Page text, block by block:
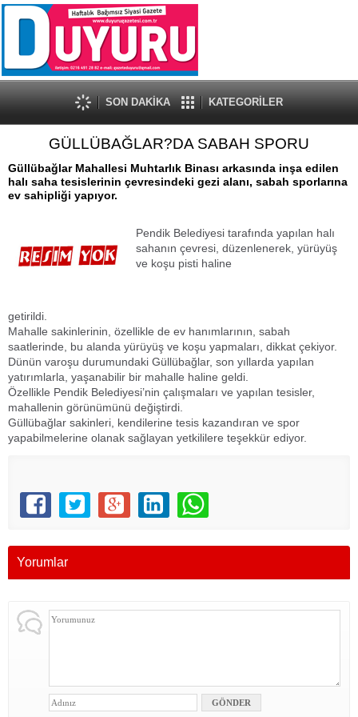
SON DAKİKA KATEGORİLER
GÜLLÜBAĞLAR?DA SABAH SPORU
Güllübağlar Mahallesi Muhtarlık Binası arkasında inşa edilen
halı saha tesislerinin çevresindeki gezi alanı, sabah sporlarına
ev sahipliği yapıyor.
Pendik Belediyesi tarafında yapılan halı
sahanın çevresi, düzenlenerek, yürüyüş
ve koşu pisti haline
getirildi.
Mahalle sakinlerinin, özellikle de ev hanımlarının, sabah
saatlerinde, bu alanda yürüyüş ve koşu yapmaları, dikkat çekiyor.
Dünün varoşu durumundaki Güllübağlar, son yıllarda yapılan
yatırımlarla, yaşanabilir bir mahalle haline geldi.
Özellikle Pendik Belediyesi’nin çalışmaları ve yapılan tesisler,
mahallenin görünümünü değiştirdi.
Güllübağlar sakinleri, kendilerine tesis kazandıran ve spor
yapabilmelerine olanak sağlayan yetkililere teşekkür ediyor.
Yorumlar